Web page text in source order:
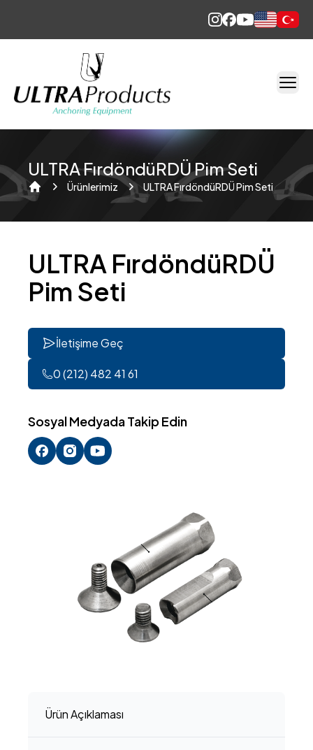
EnglishTürkçe
ULTRA FırdöndüRDÜ Pim Seti
Home
Ürünlerimiz ULTRA FırdöndüRDÜ Pim Seti
ULTRA FırdöndüRDÜ
Pim Seti
İletişime Geç
0 (212) 482 41 61
Sosyal Medyada Takip Edin
Ürün Açıklaması